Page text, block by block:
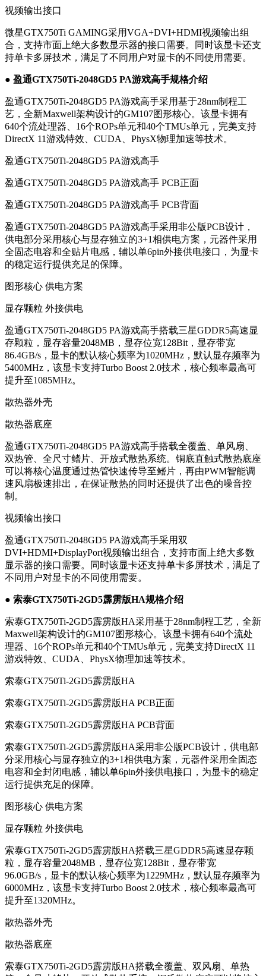
视频输出接口
微星GTX750Ti GAMING采用VGA+DVI+HDMI视频输出组
合，支持市面上绝大多数显示器的接口需要。同时该显卡还支
持单卡多屏技术，满足了不同用户对显卡的不同使用需要。
● 盈通GTX750Ti-2048GD5 PA游戏高手规格介绍
盈通GTX750Ti-2048GD5 PA游戏高手采用基于28nm制程工
艺，全新Maxwell架构设计的GM107图形核心。该显卡拥有
640个流处理器、16个ROPs单元和40个TMUs单元，完美支持
DirectX 11游戏特效、CUDA、PhysX物理加速等技术。
盈通GTX750Ti-2048GD5 PA游戏高手
盈通GTX750Ti-2048GD5 PA游戏高手 PCB正面
盈通GTX750Ti-2048GD5 PA游戏高手 PCB背面
盈通GTX750Ti-2048GD5 PA游戏高手采用非公版PCB设计，
供电部分采用核心与显存独立的3+1相供电方案，元器件采用
全固态电容和全贴片电感，辅以单6pin外接供电接口，为显卡
的稳定运行提供充足的保障。
图形核心 供电方案
显存颗粒 外接供电
盈通GTX750Ti-2048GD5 PA游戏高手搭载三星GDDR5高速显
存颗粒，显存容量2048MB，显存位宽128Bit，显存带宽
86.4GB/s，显卡的默认核心频率为1020MHz，默认显存频率为
5400MHz，该显卡支持Turbo Boost 2.0技术，核心频率最高可
提升至1085MHz。
散热器外壳
散热器底座
盈通GTX750Ti-2048GD5 PA游戏高手搭载全覆盖、单风扇、
双热管、全尺寸鳍片、开放式散热系统。铜底直触式散热底座
可以将核心温度通过热管快速传导至鳍片，再由PWM智能调
速风扇极速排出，在保证散热的同时还提供了出色的噪音控
制。
视频输出接口
盈通GTX750Ti-2048GD5 PA游戏高手采用双
DVI+HDMI+DisplayPort视频输出组合，支持市面上绝大多数
显示器的接口需要。同时该显卡还支持单卡多屏技术，满足了
不同用户对显卡的不同使用需要。
● 索泰GTX750Ti-2GD5霹雳版HA规格介绍
索泰GTX750Ti-2GD5霹雳版HA采用基于28nm制程工艺，全新
Maxwell架构设计的GM107图形核心。该显卡拥有640个流处
理器、16个ROPs单元和40个TMUs单元，完美支持DirectX 11
游戏特效、CUDA、PhysX物理加速等技术。
索泰GTX750Ti-2GD5霹雳版HA
索泰GTX750Ti-2GD5霹雳版HA PCB正面
索泰GTX750Ti-2GD5霹雳版HA PCB背面
索泰GTX750Ti-2GD5霹雳版HA采用非公版PCB设计，供电部
分采用核心与显存独立的3+1相供电方案，元器件采用全固态
电容和全封闭电感，辅以单6pin外接供电接口，为显卡的稳定
运行提供充足的保障。
图形核心 供电方案
显存颗粒 外接供电
索泰GTX750Ti-2GD5霹雳版HA搭载三星GDDR5高速显存颗
粒，显存容量2048MB，显存位宽128Bit，显存带宽
96.0GB/s，显卡的默认核心频率为1229MHz，默认显存频率为
6000MHz，该显卡支持Turbo Boost 2.0技术，核心频率最高可
提升至1320MHz。
散热器外壳
散热器底座
索泰GTX750Ti-2GD5霹雳版HA搭载全覆盖、双风扇、单热